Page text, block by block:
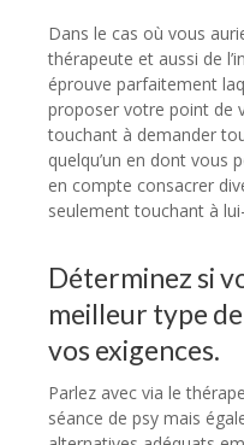
Dans le cas où vous
thérapeute et aussi de
éprouve parfaitement
proposer votre point de
touchant à demander
quelqu’un en dont vous
en compte consacrer
seulement touchant à
Déterminez si
meilleur type
vos exigences.
Parlez avec via le
séance de psy mais